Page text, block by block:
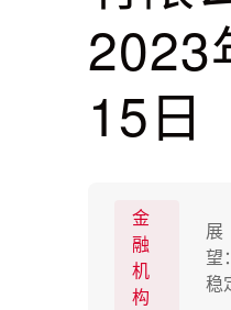
2023
15日
金
融
机
构
展
望：
稳